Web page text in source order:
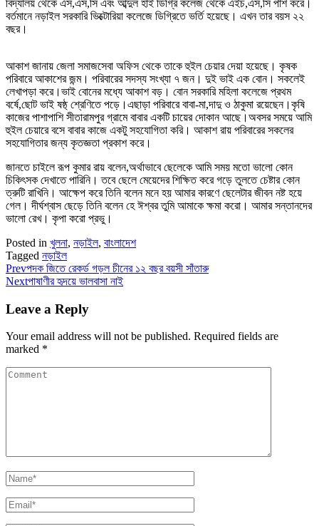
বিদ্যালয় থেকে এস,এস,সি এবং আব্দুল হাই ডিগ্রি কলেজ থেকে এইচ,এস,সি পাশ করে।
বর্তমানে নড়াইল সরকারি ভিক্টোরিয়া কলেজে ডিগ্রিতে ভর্তি হয়েছে। এখন তার বয়স ২২
বছর।
আকাশ জানায় জেলা সমাজসেবা অফিস থেকে তাকে হুইল চেয়ার দেয়া হয়েছে। কৃষক
পরিবারে আকাশের জন্ম। পরিবারের সদস্য সংখ্যা ৭ জন। দুই ভাই এক বোন। সকলেই
লেখাপড়া করে।ভাই বোনের মধ্যে আকাশ বড়। বোন সরকারি মহিলা কলেজে প্রথম
বর্ষে,ছোট ভাই ষষ্ঠ্ শ্রেণিতে পড়ে।এছাড়া পরিবারে বাবা-মা,দাদু ও ঠাকুমা রয়েছেন।কৃষি
কাজের পাশাপাশি সীতারামপুর গ্রামে বাবার একটি চায়ের দোকান আছে।অবসর সময়ে আমি
হুইল চেয়ারে বসে বাবার কাজে একটু সহযোগিতা করি। আকাশ রায় পরিবারের সকলের
সহযোগিতার জন্য কৃতজ্ঞতা প্রকাশ করে।
জানতে চাইলে রূপ কুমার রায় বলেন,অর্থাভাবে ছেলেকে আমি সময় মতো ভালো কোন
চিকিৎসক দেখাতে পারিনি। তবে ছেলে মেয়েদের শিক্ষিত করে গড়ে তুলতে চেষ্টার কোন
ত্রুটি রাখিনি। আক্ষেপ করে তিনি বলেন মনে হয় আমার কারণে ছেলেটার জীবন নষ্ট হয়ে
গেল। দীর্ঘশ্বাস ছেড়ে তিনি বলেন হে ঈশ্বর তুমি আমাকে ক্ষমা করো। আমার সন্তানদের
ভালো রেখ। কৃপা করো প্রভু।
Posted in খুলনা, নড়াইল, বাংলাদেশ
Tagged নড়াইল
Prevপদক জিতে রেকর্ড গড়ল চীনের ১২ বছর বয়সী সাঁতারু
Nextপাষাণীর হৃদয়ে ভালবাসা নাই
Leave a Reply
Your email address will not be published. Required fields are
marked *